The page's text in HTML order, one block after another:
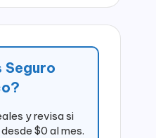
Seguro
y revisa si
$0 al mes.